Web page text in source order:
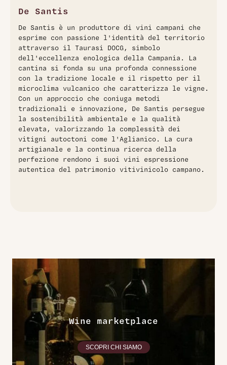
intensi di frutti rossi piccoli e speziature delicate. Al palato si
ma eleganti, che promettono un buon potenziale di
invecchiamento. L'annata 2014 conferisce al vino una
raffinata struttura e una persistenza gustativa notevole,
ideale per accompagnare piatti di carne rossa e arrosti. La
temperatura di servizio consigliata è intorno ai 16-18°C,
per esaltarne al meglio le caratteristiche organolettiche e
aromatiche.
De Santis
De Santis è un produttore di vini campani che
esprime con passione l'identità del territorio
attraverso il Taurasi DOCG, simbolo
dell'eccellenza enologica della Campania. La
cantina si fonda su una profonda connessione
con la tradizione locale e il rispetto per il
microclima vulcanico che caratterizza le vigne.
Con un approccio che coniuga metodi
tradizionali e innovazione, De Santis persegue
la sostenibilità ambientale e la qualità
elevata, valorizzando la complessità dei
vitigni autoctoni come l'Aglianico. La cura
artigianale e la continua ricerca della
perfezione rendono i suoi vini espressione
autentica del patrimonio vitivinicolo campano.
Wine marketplace
SCOPRI CHI SIAMO